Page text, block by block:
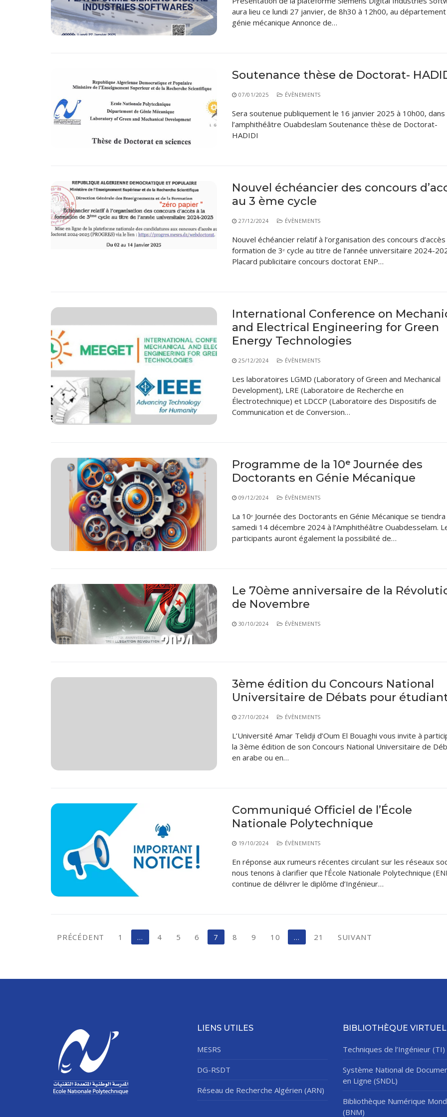
Classes Préparatoires
Programmes Pédagogiques
Diplômes
Imprimés des œuvres Sociales
Imprimes de post graduation
Charte de Déontologie et D’éthique Universitaires
aura lieu ce lundi 27 janvier, de 8h30 à 12h00, au
génie mécanique Annonce de…
Soutenance thèse de Doctorat-
07/01/2025 ÉVÈNEMENTS
Sera soutenue publiquement le 16 janvier 2025 à 10h00, dans
l’amphithéâtre Ouabdeslam Soutenance thèse de Doctorat-
HADIDI
Nouvel échéancier des concours
au 3 ème cycle
27/12/2024 ÉVÈNEMENTS
Nouvel échéancier relatif à l’organisation des concours d’accès
formation de 3ᵉ cycle au titre de l’année universitaire 2024-
Placard publicitaire concours doctorat ENP…
International Conference on
and Electrical Engineering for Green
Energy Technologies
25/12/2024 ÉVÈNEMENTS
Les laboratoires LGMD (Laboratory of Green and Mechanical
Development), LRE (Laboratoire de Recherche en
Électrotechnique) et LDCCP (Laboratoire des Dispositifs de
Communication et de Conversion…
Programme de la 10ᵉ Journée des
Doctorants en Génie Mécanique
09/12/2024 ÉVÈNEMENTS
La 10ᵉ Journée des Doctorants en Génie Mécanique se tiendra
samedi 14 décembre 2024 à l’Amphithéâtre Ouabdesselam.
participants auront également la possibilité de…
Le 70ème anniversaire de la
de Novembre
30/10/2024 ÉVÈNEMENTS
3ème édition du Concours National
Universitaire de Débats pour
27/10/2024 ÉVÈNEMENTS
L’Université Amar Telidji d’Oum El Bouaghi vous invite à
la 3ème édition de son Concours National Universitaire de
en arabe ou en…
Communiqué Officiel de l’École
Nationale Polytechnique
19/10/2024 ÉVÈNEMENTS
En réponse aux rumeurs récentes circulant sur les réseaux
nous tenons à clarifier que l’École Nationale Polytechnique
continue de délivrer le diplôme d’Ingénieur…
Pagination
PRÉCÉDENT 1 … 4 5 6 7 8 9 10 … 21 SUIVANT
LIENS UTILES
MESRS
DG-RSDT
Réseau de Recherche Algérien (ARN)
BIBLIOTHÈQUE
Techniques de l’Ingénieur (TI)
Système National de
en Ligne (SNDL)
Bibliothèque Numérique
(BNM)